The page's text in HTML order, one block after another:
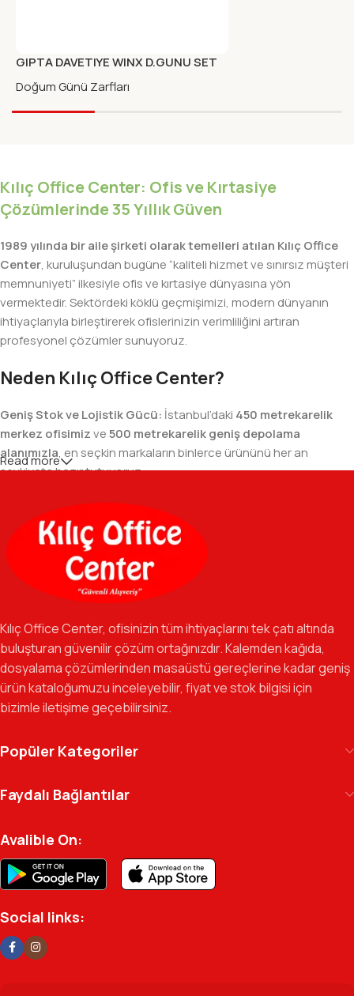
GIPTA DAVETIYE WINX D.GUNU SET
ZARFLI
Doğum Günü Zarfları
Kılıç Office Center: Ofis ve Kırtasiye
Çözümlerinde 35 Yıllık Güven
1989 yılında bir aile şirketi olarak temelleri atılan Kılıç Office
Center, kuruluşundan bugüne “kaliteli hizmet ve sınırsız müşteri
memnuniyeti” ilkesiyle ofis ve kırtasiye dünyasına yön
vermektedir. Sektördeki köklü geçmişimizi, modern dünyanın
ihtiyaçlarıyla birleştirerek ofislerinizin verimliliğini artıran
profesyonel çözümler sunuyoruz.
Neden Kılıç Office Center?
Geniş Stok ve Lojistik Gücü: İstanbul’daki 450 metrekarelik
merkez ofisimizve500 metrekarelik geniş depolama
alanımızla, en seçkin markaların binlerce ürününü her an
sevkiyata hazır tutuyoruz.
Geniş Ürün Yelpazesi:Temel kırtasiye malzemelerinden teknik
ofis gereçlerine kadar, iş hayatınızda ihtiyaç duyduğunuz her
şeyi tek bir çatı altında, en uygun fiyat avantajlarıyla bulmanızı
sağlıyoruz.
Özverili Takım Ruhu:İşini tutkuyla yapan, güler yüzlü ve çözüm
güvenilir bir yol arkadaşı olmayı hedefliyoruz.
Gelecek Vizyonu:Kurumsal kimliğimizi yeni iş birlikleri ve global
markalarla güçlendirerek, Türkiye genelinde müşteri ağımızı her
geçen gün büyütmeye devam ediyoruz.
Kılıç Office Center
arşivinizdeki dosyaya kadar her detayda yanınızda.
Ofisinizin enerjisini ve verimliliğini artırmak için
profesyonel kadromuzla hizmetinizdeyiz.
Read more
Kılıç Office Center, ofisinizin tüm ihtiyaçlarını tek çatı altında
buluşturan güvenilir çözüm ortağınızdır. Kalemden kağıda,
dosyalama çözümlerinden masaüstü gereçlerine kadar geniş
ürün kataloğumuzu inceleyebilir, fiyat ve stok bilgisi için
bizimle iletişime geçebilirsiniz.
Popüler Kategoriler
Faydalı Bağlantılar
Avalible On:
Social links: